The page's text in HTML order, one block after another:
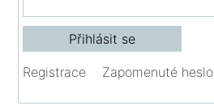
Registrace Zapomenuté heslo